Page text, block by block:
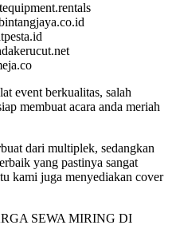
event berkualitas, salah
membuat acara anda meriah
dari multiplek, sedangkan
yang pastinya sangat
kami juga menyediakan cover